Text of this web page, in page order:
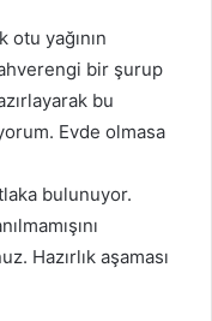
otu yağının
bir şurup
bu
Evde olmasa
bulunuyor.
Hazırlık aşaması